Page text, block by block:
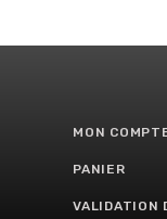
MON
PANIER
VALIDATION